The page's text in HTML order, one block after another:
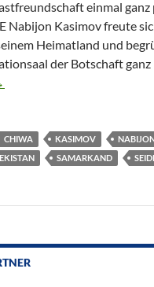
einmal ganz
Nabijon Kasimov freute
Heimatland und
der Botschaft ganz
Usbekistan –
CHIWA KASIMOV
SAMARKAND